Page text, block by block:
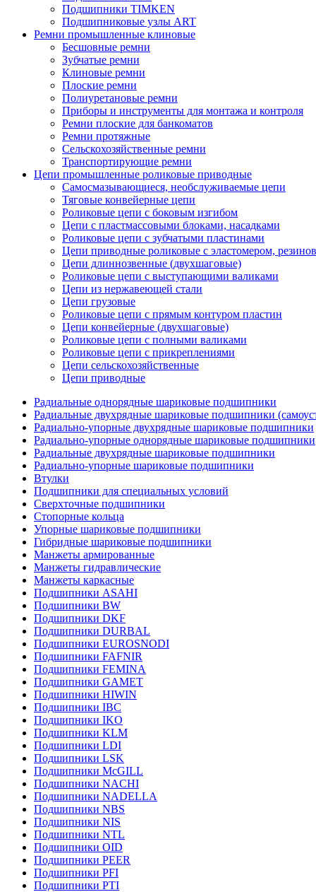
Подшипники TIMKEN
Подшипниковые узлы ART
Ремни промышленные клиновые
Бесшовные ремни
Зубчатые ремни
Клиновые ремни
Плоские ремни
Полиуретановые ремни
Приборы и инструменты для монтажа и контроля
Ремни плоские для банкоматов
Ремни протяжные
Сельскохозяйственные ремни
Транспортирующие ремни
Цепи промышленные роликовые приводные
Самосмазывающиеся, необслуживаемые цепи
Тяговые конвейерные цепи
Роликовые цепи с боковым изгибом
Цепи с пластмассовыми блоками, насадками
Роликовые цепи с зубчатыми пластинами
Цепи приводные роликовые с эластомером,
Цепи длиннозвенные (двухшаговые)
Роликовые цепи с выступающими валиками
Цепи из нержавеющей стали
Цепи грузовые
Роликовые цепи с прямым контуром пластин
Цепи конвейерные (двухшаговые)
Роликовые цепи с полными валиками
Роликовые цепи с прикреплениями
Цепи сельскохозяйственные
Цепи приводные
Радиальные однорядные шариковые подшипники
Радиальные двухрядные шариковые подшипники
Радиально-упорные двухрядные шариковые подшипники
Радиально-упорные однорядные шариковые подшипники
Радиальные двухрядные шариковые подшипники
Радиально-упорные шариковые подшипники
Втулки
Подшипники для специальных условий
Сверхточные подшипники
Стопорные кольца
Упорные шариковые подшипники
Гибридные шариковые подшипники
Манжеты армированные
Манжеты гидравлические
Манжеты каркасные
Подшипники ASAHI
Подшипники BW
Подшипники DKF
Подшипники DURBAL
Подшипники EUROSNODI
Подшипники FAFNIR
Подшипники FEMINA
Подшипники GAMET
Подшипники HIWIN
Подшипники IBC
Подшипники IKO
Подшипники KLM
Подшипники LDI
Подшипники LSK
Подшипники McGILL
Подшипники NACHI
Подшипники NADELLA
Подшипники NBS
Подшипники NIS
Подшипники NTL
Подшипники OID
Подшипники PEER
Подшипники PFI
Подшипники PTI